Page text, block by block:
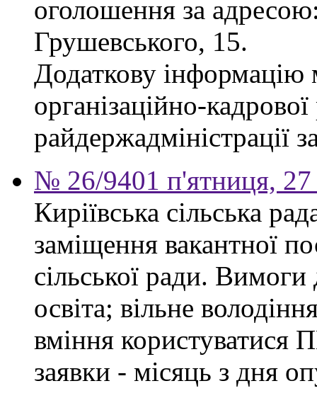
оголошення за
Грушевського, 15.
Додаткову інформацію
організаційно-
райдержадміністрації
№ 26/9401 п'ятниця, 27
Киріївська сільська
заміщення вакантної
сільської ради.
освіта; вільне
вміння користуватися
заявки - місяць з дня